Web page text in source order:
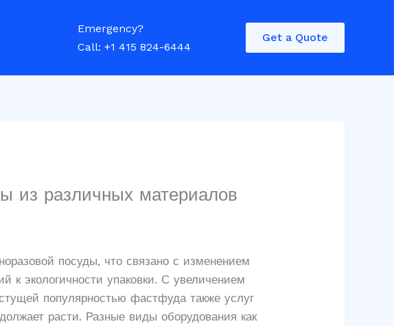
Emergency?
Call: +1 415 824-6444
Get a Quote
из различных материалов
посуды, что связано с изменением
к экологичности упаковки. С увеличением
популярностью фастфуда также услуг
расти. Разные виды оборудования как